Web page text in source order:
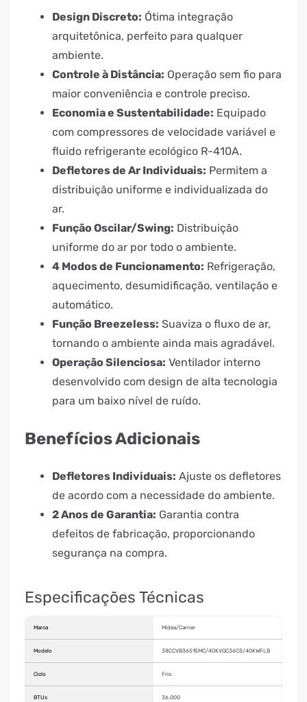
Design Discreto: Ótima integração
arquitetônica, perfeito para qualquer
ambiente.
Controle à Distância: Operação sem fio para
maior conveniência e controle preciso.
Economia e Sustentabilidade: Equipado
com compressores de velocidade variável e
fluido refrigerante ecológico R-410A.
Defletores de Ar Individuais: Permitem a
distribuição uniforme e individualizada do
ar.
Função Oscilar/Swing: Distribuição
uniforme do ar por todo o ambiente.
4 Modos de Funcionamento: Refrigeração,
aquecimento, desumidificação, ventilação e
automático.
Função Breezeless: Suaviza o fluxo de ar,
tornando o ambiente ainda mais agradável.
Operação Silenciosa: Ventilador interno
desenvolvido com design de alta tecnologia
para um baixo nível de ruído.
Benefícios Adicionais
Defletores Individuais: Ajuste os defletores
de acordo com a necessidade do ambiente.
2 Anos de Garantia: Garantia contra
defeitos de fabricação, proporcionando
segurança na compra.
Especificações Técnicas
Marca Midea/Carrier
Modelo 38CCVB36515MC/40KVQC36C5/40KWFLB
Ciclo Frio
BTUs 36.000